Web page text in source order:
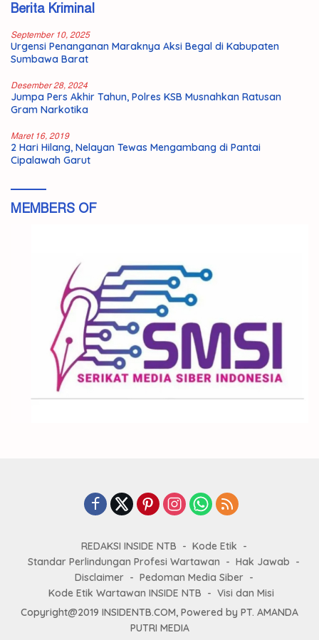
Berita Kriminal
September 10, 2025
Urgensi Penanganan Maraknya Aksi Begal di Kabupaten
Sumbawa Barat
Desember 28, 2024
Jumpa Pers Akhir Tahun, Polres KSB Musnahkan Ratusan
Gram Narkotika
Maret 16, 2019
2 Hari Hilang, Nelayan Tewas Mengambang di Pantai
Cipalawah Garut
MEMBERS OF
REDAKSI INSIDE NTB
Kode Etik
Standar Perlindungan Profesi Wartawan
Hak Jawab
Disclaimer
Pedoman Media Siber
Kode Etik Wartawan INSIDE NTB
Visi dan Misi
Copyright@2019 INSIDENTB.COM, Powered by PT. AMANDA
PUTRI MEDIA